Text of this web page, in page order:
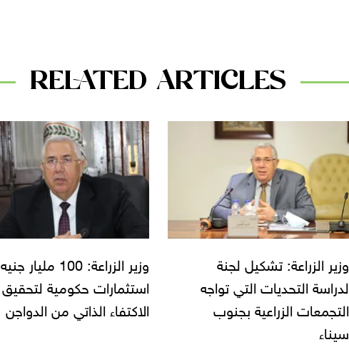
RELATED ARTICLES
وزير الزراعة: تشكيل لجنة
لدراسة التحديات التي تواجه
التجمعات الزراعية بجنوب
سيناء
وزير الزراعة: 100 مليار جنيه
استثمارات حكومية لتحقيق
الاكتفاء الذاتي من الدواجن